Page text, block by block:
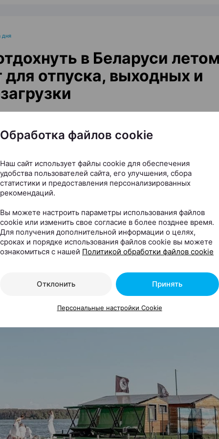
дня
в Беларуси
для отпуска, выходных и
хотя бы на время выключить рабочие чаты,
там, где вместо шума города слышны птицы,
площадке. Собрали места для разного
банями, велопрогулками, пляжами, спортом,
просто выдохнуть.
на воде Robin Hood (Робин
париться и кататься на
Обработка файлов cookie
Наш сайт использует файлы cookie для обеспечения
удобства пользователей сайта, его улучшения, сбора
статистики и предоставления персонализированных
рекомендаций.
Вы можете настроить параметры использования файлов
cookie или изменить свое согласие в более позднее время.
Для получения дополнительной информации о целях,
сроках и порядке использования файлов cookie вы можете
ознакомиться с нашей Политикой обработки файлов cookie
Отклонить Принять
Персональные настройки Cookie